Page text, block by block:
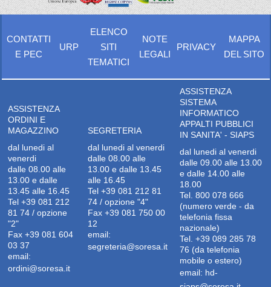
CONTATTI
E PEC
URP
ELENCO
SITI
TEMATICI
NOTE
LEGALI
PRIVACY
MAPPA
DEL SITO
ASSISTENZA
ORDINI E
MAGAZZINO
dal lunedi al
venerdi
dalle 08.00 alle
13.00 e dalle
13.45 alle 16.45
Tel +39 081 212
81 74 / opzione
"2"
Fax +39 081 604
03 37
email:
ordini@soresa.it
SEGRETERIA
dal lunedi al venerdi
dalle 08.00 alle
13.00 e dalle 13.45
alle 16.45
Tel +39 081 212 81
74 / opzione "4"
Fax +39 081 750 00
12
email:
segreteria@soresa.it
ASSISTENZA
SISTEMA
INFORMATICO
APPALTI PUBBLICI
IN SANITA' - SIAPS
dal lunedi al venerdi
dalle 09.00 alle 13.00
e dalle 14.00 alle
18.00
Tel. 800 078 666
(numero verde - da
telefonia fissa
nazionale)
Tel. +39 089 285 78
76 (da telefonia
mobile o estero)
email: hd-